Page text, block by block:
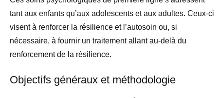
tant aux enfants qu’aux adolescents et aux adultes. Ceux-ci
visent à renforcer la résilience et l’autosoin ou, si
nécessaire, à fournir un traitement allant au-delà du
renforcement de la résilience.
Objectifs généraux et méthodologie